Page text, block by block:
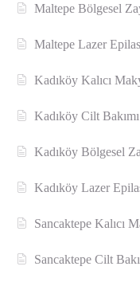
Maltepe Bölgesel
Maltepe Lazer
Kadıköy Kalıcı
Kadıköy Cilt Bakımı
Kadıköy Bölgesel
Kadıköy Lazer
Sancaktepe Kalıcı
Sancaktepe Cilt